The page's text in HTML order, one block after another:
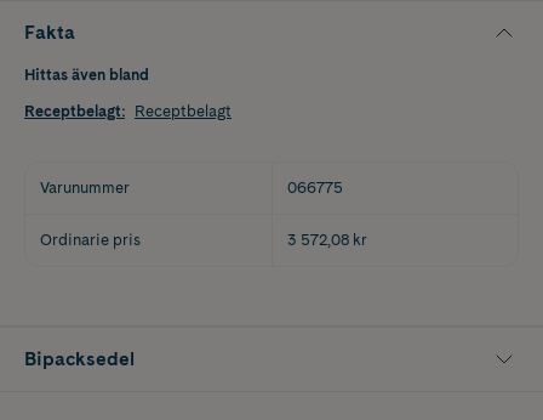
Fakta
Hittas även bland
Receptbelagt: Receptbelagt
Varunummer 066775
Ordinarie pris 3 572,08 kr
Bipacksedel